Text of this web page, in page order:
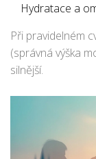
Hydratace a
Při pravidelném
(správná výška
silnější.